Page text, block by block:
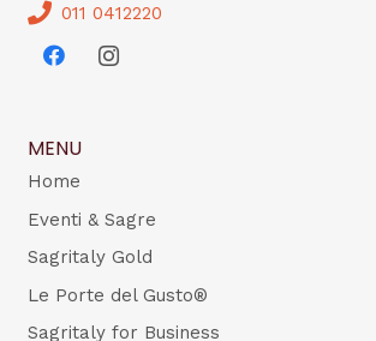
011 0412220
MENU
Home
Eventi & Sagre
Sagritaly Gold
Le Porte del Gusto®
Sagritaly for Business